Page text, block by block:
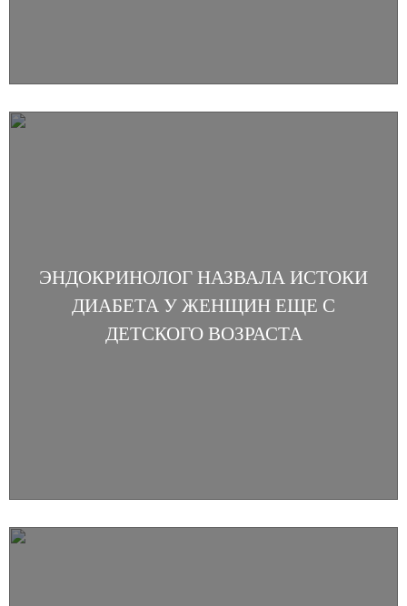
ЭНДОКРИНОЛОГ НАЗВАЛА ИСТОКИ
ДИАБЕТА У ЖЕНЩИН ЕЩЕ С
ДЕТСКОГО ВОЗРАСТА